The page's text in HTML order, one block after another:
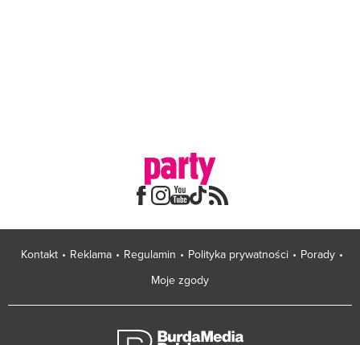
Kontakt Reklama Regulamin Polityka prywatności
Porady
Moje zgody